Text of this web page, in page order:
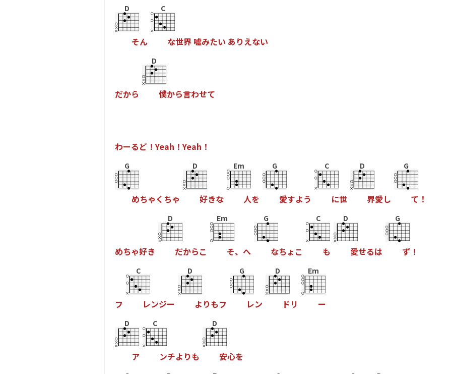
D
そん
C
な世界 嘘みたい あ りえない
だから
D
僕から言わせて
わーるど ！Yeah ！Yeah ！
G
めちゃ く ちゃ
D
好きな
Em
人を
G
愛すよう
C
に世
D
界愛し
G
て ！
めちゃ好き
D
だからこ
Em
そ、 へ
G
なちょ こ
C
も
D
愛せるは
G
ず ！
フ
C
レンジー
D
よ りもフ
G
レン
D
ドリ
Em
ー
D
ア
C
ンチよ りも
D
安心を